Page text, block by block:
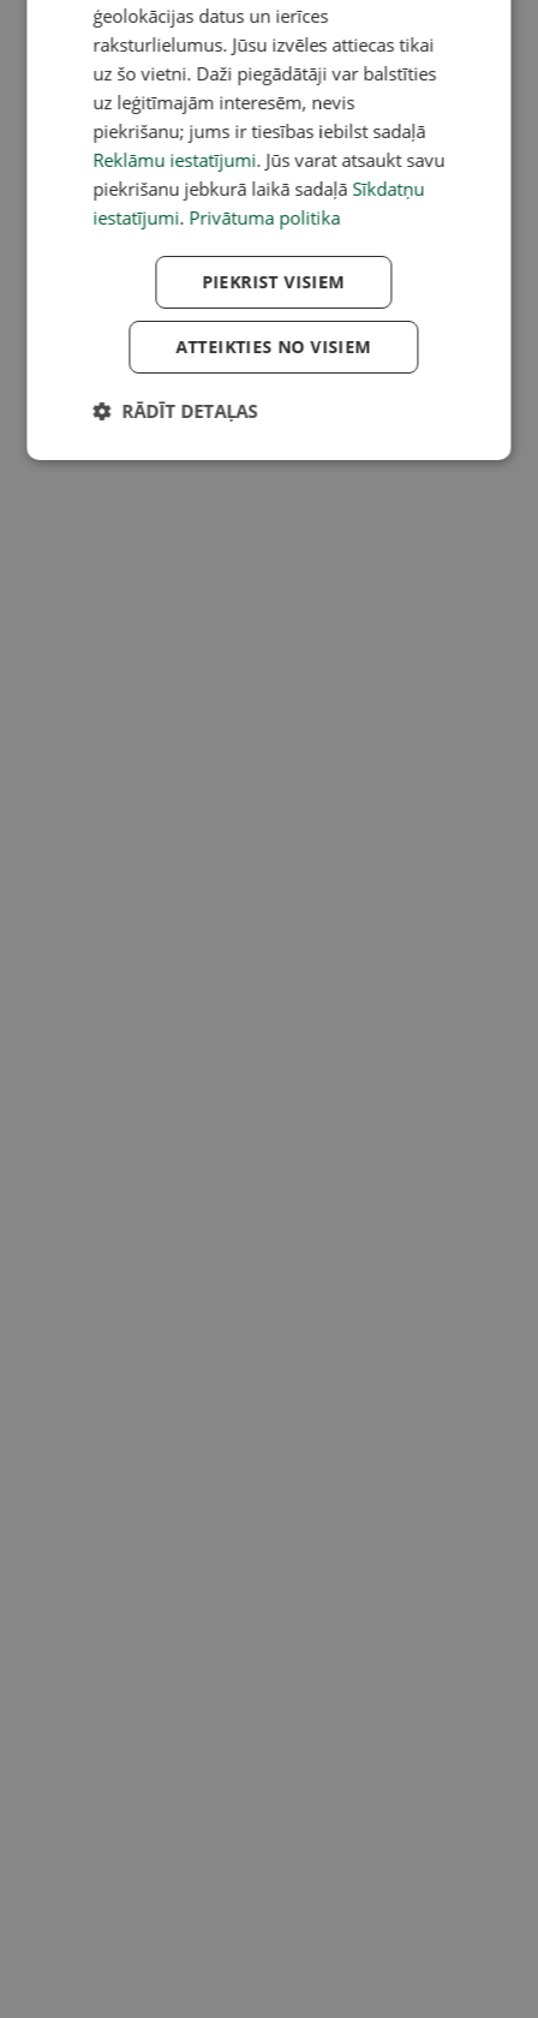
ģeolokācijas datus un ierīces
raksturlielumus. Jūsu izvēles attiecas tikai
uz šo vietni. Daži piegādātāji var balstīties
uz leģitīmajām interesēm, nevis
piekrišanu; jums ir tiesības iebilst sadaļā
Reklāmu iestatījumi. Jūs varat atsaukt savu
piekrišanu jebkurā laikā sadaļā Sīkdatņu
iestatījumi. Privātuma politika
PIEKRIST VISIEM
ATTEIKTIES NO VISIEM
RĀDĪT DETAĻAS